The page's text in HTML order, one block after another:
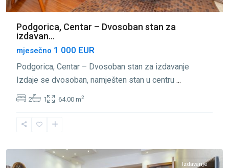
Podgorica, Centar – Dvosoban stan za
izdavan...
mjesečno 1 000 EUR
Podgorica, Centar – Dvosoban stan za izdavanje
Izdaje se dvosoban, namješten stan u centru ...
2 1 64.00 m2
Podgorica,
Izdavanje